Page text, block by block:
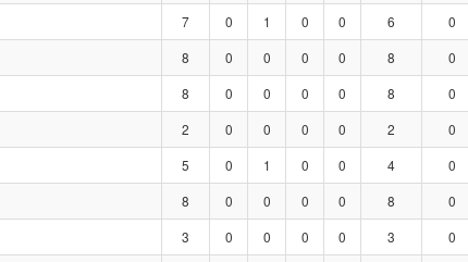
7 0 1 0 0 6 0
8 0 0 0 0 8 0
8 0 0 0 0 8 0
2 0 0 0 0 2 0
5 0 1 0 0 4 0
8 0 0 0 0 8 0
3 0 0 0 0 3 0